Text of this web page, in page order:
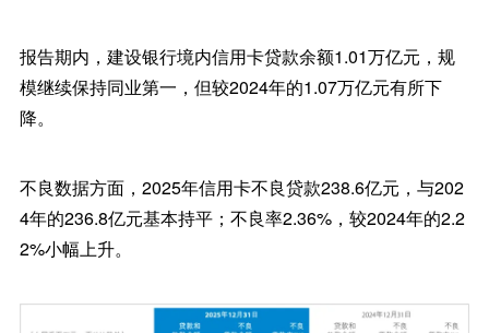
报告期内，建设银行境内信用卡贷款余额1.01万亿元，规
模继续保持同业第一，但较2024年的1.07万亿元有所下
降。
不良数据方面，2025年信用卡不良贷款238.6亿元，与202
4年的236.8亿元基本持平；不良率2.36%，较2024年的2.2
2%小幅上升。